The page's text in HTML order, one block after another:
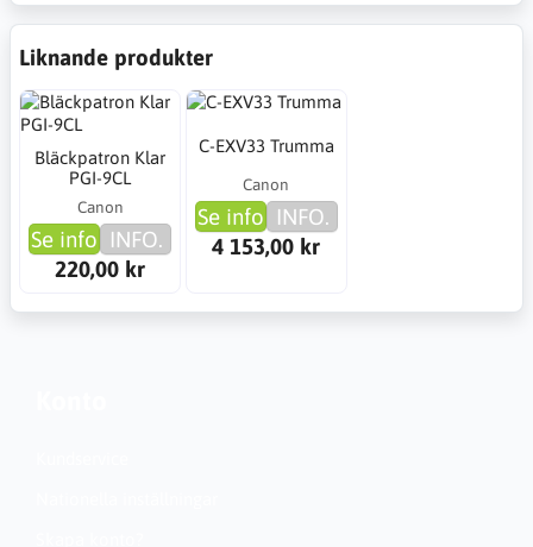
Liknande produkter
Bläckpatron Klar
PGI-9CL
Canon
Se info INFO.
220,00 kr
C-EXV33 Trumma
Canon
Se info INFO.
4 153,00 kr